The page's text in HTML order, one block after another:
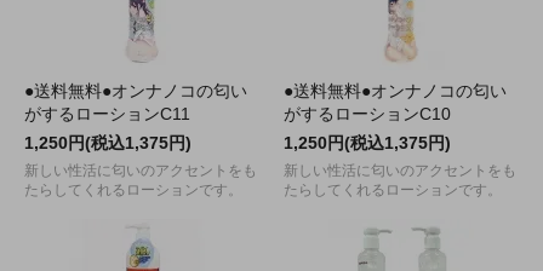
●送料無料●オンナノコの匂い
がするローションC11
1,250円(税込1,375円)
新しい性活に匂いのアクセントをも
たらしてくれるローションです。
●送料無料●オンナノコの匂い
がするローションC10
1,250円(税込1,375円)
新しい性活に匂いのアクセントをも
たらしてくれるローションです。